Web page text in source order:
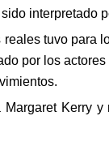
interpretado
tuvo para
por los
Kerry